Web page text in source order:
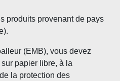
produits provenant de pays
(EMB), vous devez
papier libre, à la
la protection des